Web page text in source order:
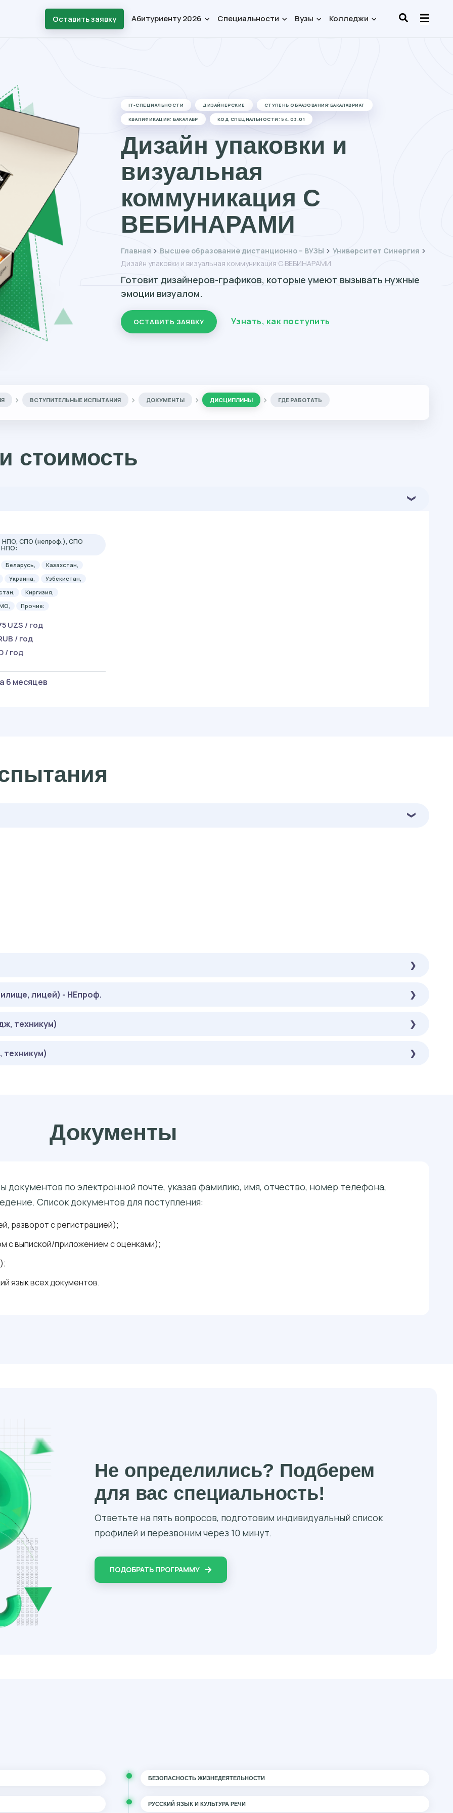
Оставить заявку Абитуриенту 2026 Специальности Вузы Колледжи
IT-СПЕЦИАЛЬНОСТИ ДИЗАЙНЕРСКИЕ СТУПЕНЬ ОБРАЗОВАНИЯ:БАКАЛАВРИАТ
КВАЛИФИКАЦИЯ: БАКАЛАВР КОД СПЕЦИАЛЬНОСТИ: 54.03.01
Дизайн упаковки и
визуальная
коммуникация С
ВЕБИНАРАМИ
Главная Высшее образование дистанционно – ВУЗЫ
Университет Синергия
Дизайн упаковки и визуальная коммуникация С ВЕБИНАРАМИ
Готовит дизайнеров-графиков, которые умеют вызывать нужные
эмоции визуалом.
ОСТАВИТЬ ЗАЯВКУ Узнать, как поступить
ВСТУПИТЕЛЬНЫЕ ИСПЫТАНИЯ ДОКУМЕНТЫ ДИСЦИПЛИНЫ ГДЕ РАБОТАТЬ
стоимость
НПО, СПО (непроф.), СПО
НПО:
Беларусь,
Казахстан,
Украина,
Узбекистан,
Киргизия,
Прочие:
UZS / год
/ год
/ год
6 месяцев
лицей) - НЕпроф.
техникум)
Документы
документов по электронной почте, указав фамилию, имя, отчество, номер телефона,
Список документов для поступления:
разворот с регистрацией);
с выпиской/приложением с оценками);
язык всех документов.
Не определились? Подберем
для вас специальность!
Ответьте на пять вопросов, подготовим индивидуальный список
профилей и перезвоним через 10 минут.
ПОДОБРАТЬ ПРОГРАММУ
БЕЗОПАСНОСТЬ ЖИЗНЕДЕЯТЕЛЬНОСТИ
РУССКИЙ ЯЗЫК И КУЛЬТУРА РЕЧИ